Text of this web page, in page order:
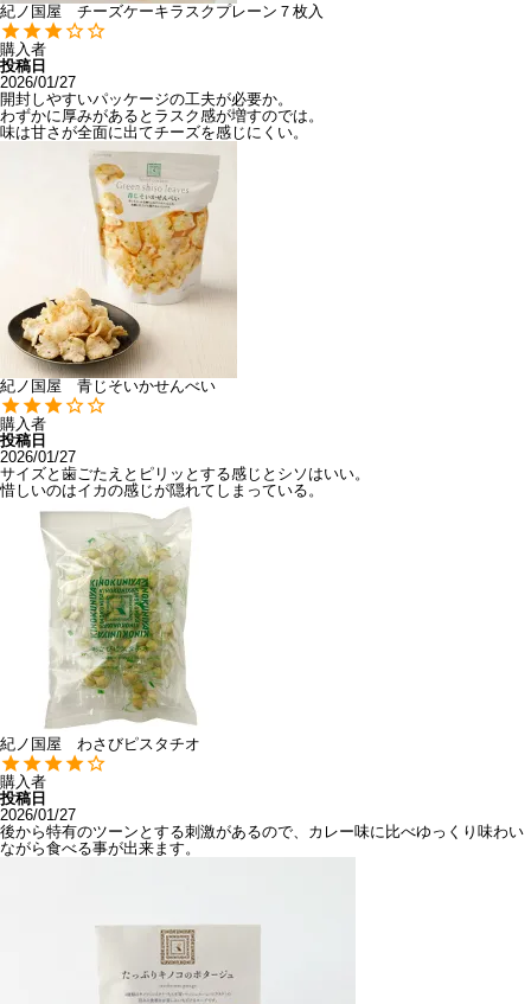
紀ノ国屋 チーズケーキラスクプレーン７枚入
購入者
投稿日
2026/01/27
開封しやすいパッケージの工夫が必要か。
わずかに厚みがあるとラスク感が増すのでは。
味は甘さが全面に出てチーズを感じにくい。
紀ノ国屋 青じそいかせんべい
購入者
投稿日
2026/01/27
サイズと歯ごたえとピリッとする感じとシソはいい。
惜しいのはイカの感じが隠れてしまっている。
紀ノ国屋 わさびピスタチオ
購入者
投稿日
2026/01/27
後から特有のツーンとする刺激があるので、カレー味に比べゆっくり味わい
ながら食べる事が出来ます。